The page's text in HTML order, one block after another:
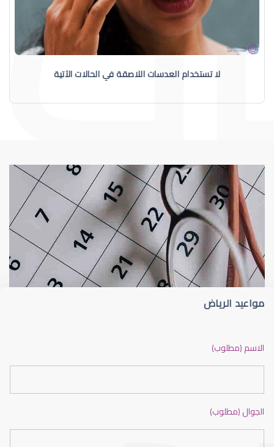
لا تستخدام العدسات اللاصقة في الحالات الآتية
عيوب الإبصار
العدسات اللاصقة
مواعيد الرياض
الاسم (مطلوب)
الجوال (مطلوب)